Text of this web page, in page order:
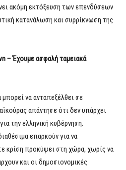
ακόμη εκτόξευση των επενδύσεων
κατανάλωση και συρρίκνωση της
– Έχουμε ασφαλή ταμειακά
να ανταπεξέλθει σε
απάντησε ότι δεν υπάρχει
την ελληνική κυβέρνηση.
επαρκούν για να
κρίση προκύψει στη χώρα, χωρίς να
και οι δημοσιονομικές